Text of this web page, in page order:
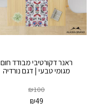
ראנר דקורטיבי מבודד חום
מגומי טבעי | דגם נורדיה
₪100
₪49